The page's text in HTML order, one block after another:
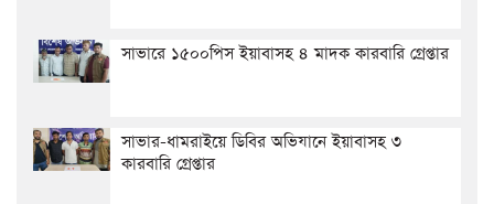
সাভারে ১৫০০পিস ইয়াবাসহ ৪ মাদক কারবারি গ্রেপ্তার
সাভার-ধামরাইয়ে ডিবির অভিযানে ইয়াবাসহ ৩
কারবারি গ্রেপ্তার